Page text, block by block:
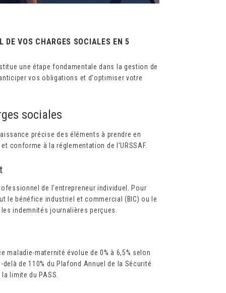
DE VOS CHARGES SOCIALES EN 5
une étape fondamentale dans la gestion de
vos obligations et d'optimiser votre
sociales
précise des éléments à prendre en
conforme à la réglementation de l'URSSAF.
de l'entrepreneur individuel. Pour
le bénéfice industriel et commercial (BIC) ou le
indemnités journalières perçues.
maternité évolue de 0% à 6,5% selon
de 110% du Plafond Annuel de la Sécurité
limite du PASS.